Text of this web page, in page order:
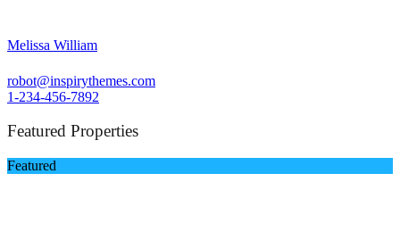
Melissa William
robot@inspirythemes.com
1-234-456-7892
Featured Properties
Featured